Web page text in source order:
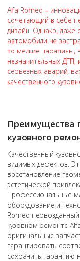
Alfa Romeo –
сочетающий в себе
дизайн. Однако,
автомобили не
то мелкие царапины,
незначительных
серьезных аварий,
качественного
Преимущества
кузовного
Качественный
видимых дефектов.
восстановление
эстетической
Профессиональные
оборудование и
Romeo
кузовном ремонте
оригинальные
гарантировать
сохранить гарантию